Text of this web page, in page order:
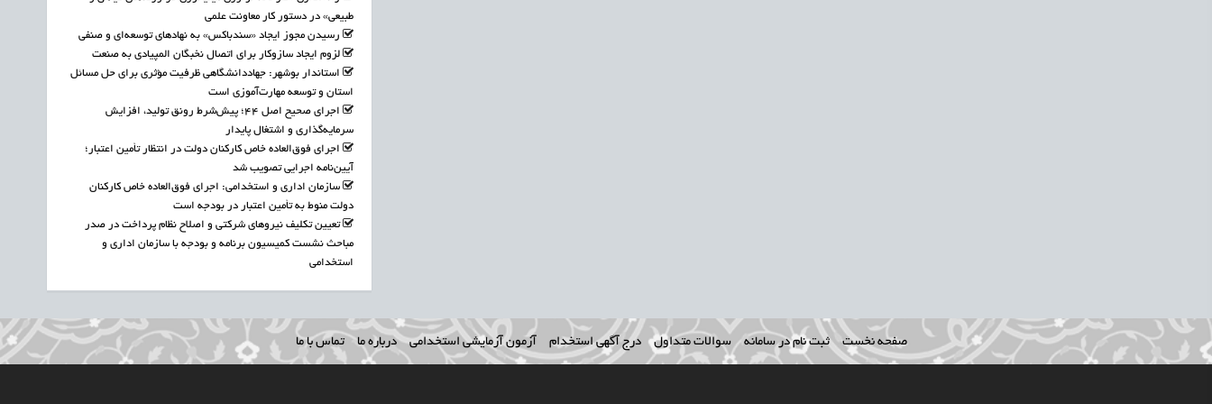
طبیعی» در دستور کار معاونت علمی
رسیدن مجوز ایجاد «سندباکس» به نهادهای توسعه‌ای و صنفی
لزوم ایجاد سازوکار برای اتصال نخبگان المپیادی به صنعت
استاندار بوشهر: جهاددانشگاهی ظرفیت مؤثری برای حل مسائل
استان و توسعه مهارت‌آموزی است
اجرای صحیح اصل ۴۴؛ پیش‌شرط رونق تولید، افزایش
سرمایه‌گذاری و اشتغال پایدار
اجرای فوق‌العاده خاص کارکنان دولت در انتظار تأمین اعتبار؛
آیین‌نامه اجرایی تصویب شد
سازمان اداری و استخدامی: اجرای فوق‌العاده خاص کارکنان
دولت منوط به تأمین اعتبار در بودجه است
تعیین تکلیف نیروهای شرکتی و اصلاح نظام پرداخت در صدر
مباحث نشست کمیسیون برنامه و بودجه با سازمان اداری و
استخدامی
صفحه نخست ثبت نام در سامانه سوالات متداول درج آگهی استخدام آزمون آزمایشی استخدامی درباره ما تماس با ما